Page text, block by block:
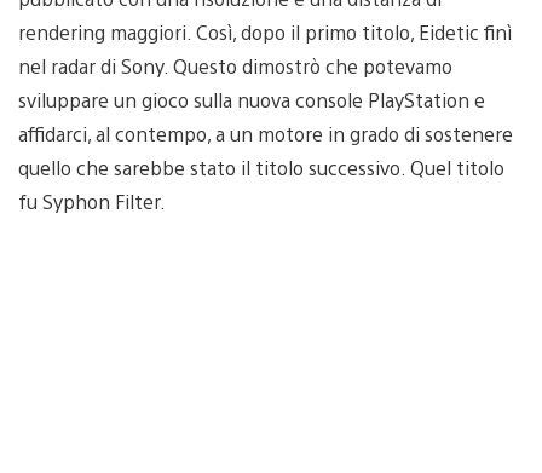
rendering maggiori. Così, dopo il primo titolo, Eidetic finì
nel radar di Sony. Questo dimostrò che potevamo
sviluppare un gioco sulla nuova console PlayStation e
affidarci, al contempo, a un motore in grado di sostenere
quello che sarebbe stato il titolo successivo. Quel titolo
fu Syphon Filter.